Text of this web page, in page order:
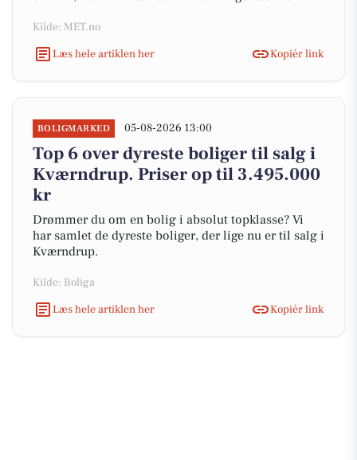
Kilde: MET.no
Læs hele artiklen her
Kopiér link
BOLIGMARKED 05-08-2026 13:00
Top 6 over dyreste boliger til salg i
Kværndrup. Priser op til 3.495.000
kr
Drømmer du om en bolig i absolut topklasse? Vi
har samlet de dyreste boliger, der lige nu er til salg i
Kværndrup.
Kilde: Boliga
Læs hele artiklen her
Kopiér link